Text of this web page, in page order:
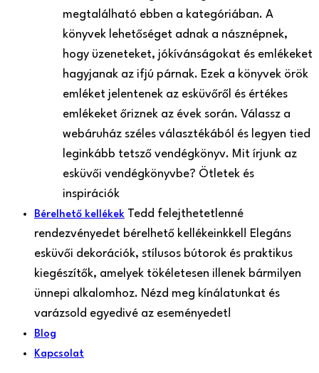
megtalálható ebben a kategóriában. A
könyvek lehetőséget adnak a násznépnek,
hogy üzeneteket, jókívánságokat és emlékeket
hagyjanak az ifjú párnak. Ezek a könyvek örök
emléket jelentenek az esküvőről és értékes
emlékeket őriznek az évek során. Válassz a
webáruház széles választékából és legyen tied
leginkább tetsző vendégkönyv. Mit írjunk az
esküvői vendégkönyvbe? Ötletek és
inspirációk
Bérelhető kellékek Tedd felejthetetlenné
rendezvényedet bérelhető kellékeinkkel! Elegáns
esküvői dekorációk, stílusos bútorok és praktikus
kiegészítők, amelyek tökéletesen illenek bármilyen
ünnepi alkalomhoz. Nézd meg kínálatunkat és
varázsold egyedivé az eseményedet!
Blog
Kapcsolat